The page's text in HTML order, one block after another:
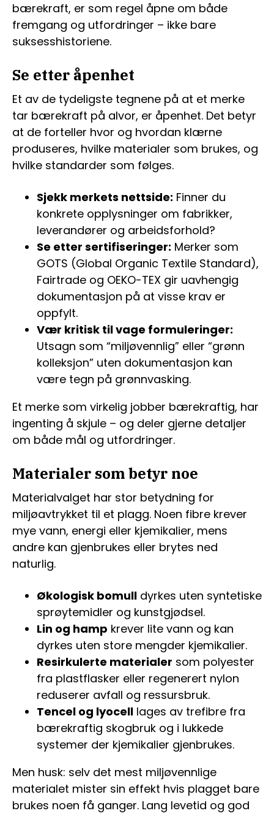
bærekraft, er som regel åpne om både
fremgang og utfordringer – ikke bare
suksesshistoriene.
Se etter åpenhet
Et av de tydeligste tegnene på at et merke
tar bærekraft på alvor, er åpenhet. Det betyr
at de forteller hvor og hvordan klærne
produseres, hvilke materialer som brukes, og
hvilke standarder som følges.
Sjekk merkets nettside: Finner du
konkrete opplysninger om fabrikker,
leverandører og arbeidsforhold?
Se etter sertifiseringer: Merker som
GOTS (Global Organic Textile Standard),
Fairtrade og OEKO-TEX gir uavhengig
dokumentasjon på at visse krav er
oppfylt.
Vær kritisk til vage formuleringer:
Utsagn som “miljøvennlig” eller “grønn
kolleksjon” uten dokumentasjon kan
være tegn på grønnvasking.
Et merke som virkelig jobber bærekraftig, har
ingenting å skjule – og deler gjerne detaljer
om både mål og utfordringer.
Materialer som betyr noe
Materialvalget har stor betydning for
miljøavtrykket til et plagg. Noen fibre krever
mye vann, energi eller kjemikalier, mens
andre kan gjenbrukes eller brytes ned
naturlig.
Økologisk bomull dyrkes uten syntetiske
sprøytemidler og kunstgjødsel.
Lin og hamp krever lite vann og kan
dyrkes uten store mengder kjemikalier.
Resirkulerte materialer som polyester
fra plastflasker eller regenerert nylon
reduserer avfall og ressursbruk.
Tencel og lyocell lages av trefibre fra
bærekraftig skogbruk og i lukkede
systemer der kjemikalier gjenbrukes.
Men husk: selv det mest miljøvennlige
materialet mister sin effekt hvis plagget bare
brukes noen få ganger. Lang levetid og god